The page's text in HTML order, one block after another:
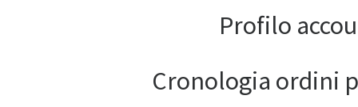
Profilo
Cronologia ordini